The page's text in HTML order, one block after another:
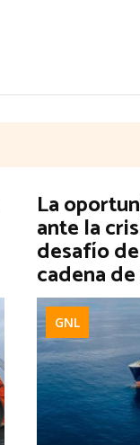
La
ante la
desafío
cadena
GNL